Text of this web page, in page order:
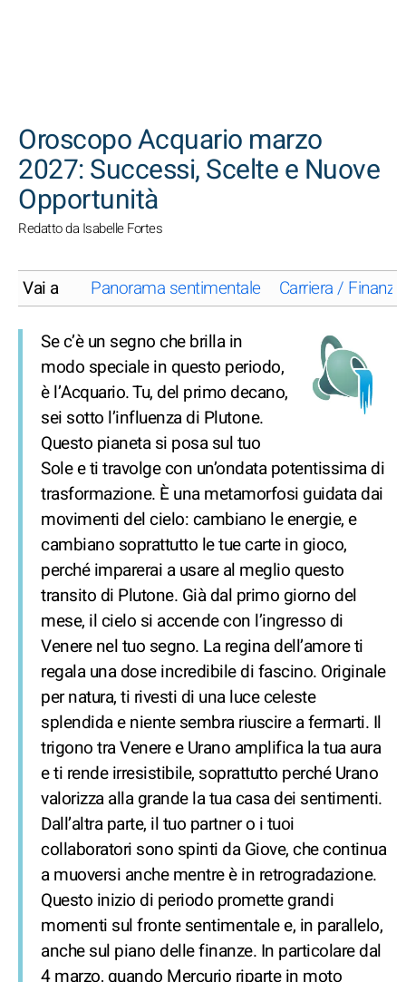
Oroscopo Acquario marzo
2027: Successi, Scelte e Nuove
Opportunità
Redatto da Isabelle Fortes
Vai a Panorama sentimentale Carriera / Finanze
Se c’è un segno che brilla in
modo speciale in questo periodo,
è l’Acquario. Tu, del primo decano,
sei sotto l’influenza di Plutone.
Questo pianeta si posa sul tuo
Sole e ti travolge con un’ondata potentissima di
trasformazione. È una metamorfosi guidata dai
movimenti del cielo: cambiano le energie, e
cambiano soprattutto le tue carte in gioco,
perché imparerai a usare al meglio questo
transito di Plutone. Già dal primo giorno del
mese, il cielo si accende con l’ingresso di
Venere nel tuo segno. La regina dell’amore ti
regala una dose incredibile di fascino. Originale
per natura, ti rivesti di una luce celeste
splendida e niente sembra riuscire a fermarti. Il
trigono tra Venere e Urano amplifica la tua aura
e ti rende irresistibile, soprattutto perché Urano
valorizza alla grande la tua casa dei sentimenti.
Dall’altra parte, il tuo partner o i tuoi
collaboratori sono spinti da Giove, che continua
a muoversi anche mentre è in retrogradazione.
Questo inizio di periodo promette grandi
momenti sul fronte sentimentale e, in parallelo,
anche sul piano delle finanze. In particolare dal
4 marzo, quando Mercurio riparte in moto